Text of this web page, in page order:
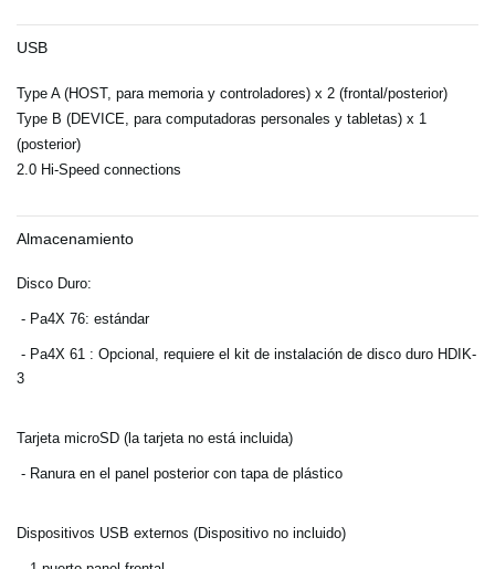
USB
Type A (HOST, para memoria y controladores) x 2 (frontal/posterior)
Type B (DEVICE, para computadoras personales y tabletas) x 1
(posterior)
2.0 Hi-Speed connections
Almacenamiento
Disco Duro:
- Pa4X 76: estándar
- Pa4X 61 : Opcional, requiere el kit de instalación de disco duro HDIK-
3
Tarjeta microSD (la tarjeta no está incluida)
- Ranura en el panel posterior con tapa de plástico
Dispositivos USB externos (Dispositivo no incluido)